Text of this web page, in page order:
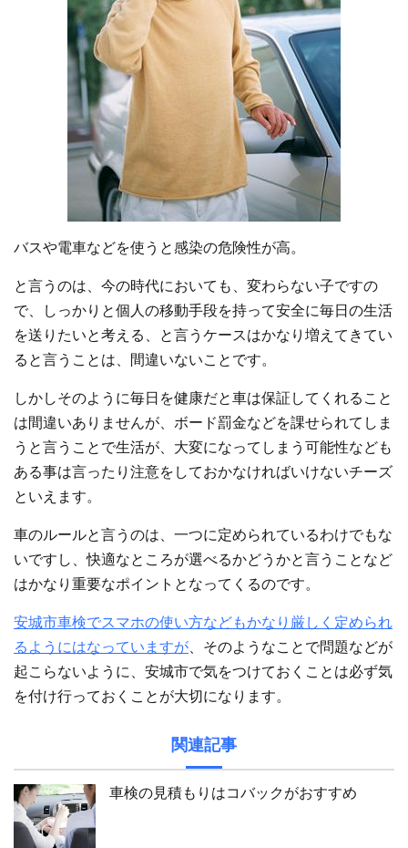
バスや電車などを使うと感染の危険性が高。
と言うのは、今の時代においても、変わらない子ですの
で、しっかりと個人の移動手段を持って安全に毎日の生活
を送りたいと考える、と言うケースはかなり増えてきてい
ると言うことは、間違いないことです。
しかしそのように毎日を健康だと車は保証してくれること
は間違いありませんが、ボード罰金などを課せられてしま
うと言うことで生活が、大変になってしまう可能性なども
ある事は言ったり注意をしておかなければいけないチーズ
といえます。
車のルールと言うのは、一つに定められているわけでもな
いですし、快適なところが選べるかどうかと言うことなど
はかなり重要なポイントとなってくるのです。
安城市車検でスマホの使い方などもかなり厳しく定められ
るようにはなっていますが 、そのようなことで問題などが
起こらないように、安城市で気をつけておくことは必ず気
を付け行っておくことが大切になります。
関連記事
車検の見積もりはコバックがおすすめ